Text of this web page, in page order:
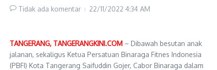
Tidak ada komentar 22/11/2022 4:34 AM
TANGERANG, TANGERANGKINI.COM – Dibawah besutan anak
jalanan, sekaligus Ketua Persatuan Binaraga Fitnes Indonesia
(PBFI) Kota Tangerang Saifuddin Gojer, Cabor Binaraga dalam